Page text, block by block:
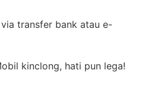
via transfer bank atau e-
kinclong, hati pun lega!